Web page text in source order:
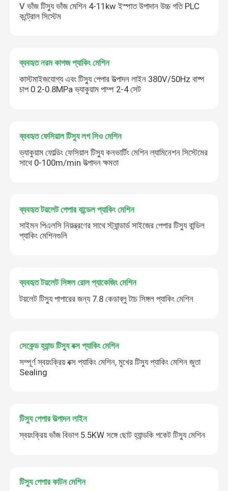
V ভাঁজ টিস্যু ভাঁজ মেশিন 4-11kw ইস্পাত উপাদান উচ্চ গতি PLC
কন্ট্রোল সিস্টেম
ব্যবহৃত নরম কাগজ প্যাকিং মেশিন
কাস্টমাইজযোগ্য এবং টিস্যু পেপার উত্পাদন লাইন 380V/50Hz বাষ্প
চাপ 0.2-0.8MPa ভ্যাকুয়াম পাম্প 2-4 সেট
ব্যবহৃত ফেসিয়াল টিস্যু লগ সিও মেশিন
ভ্যাকুয়াম ফোল্ডিং ফেসিয়াল টিস্যু কনভার্টিং মেশিন ল্যামিনেশন সিস্টেমের
সাথে 0-100m/min উত্পাদন ক্ষমতা
ব্যবহৃত টয়লেট পেপার বান্ডেল প্যাকিং মেশিন
সাইমন পিএলসি নিয়ন্ত্রণের সাথে স্ট্যান্ডার্ড সাইজের পেপার টিস্যু বান্ডিল
প্যাকিং মেশিনগুলি
ব্যবহৃত টয়লেট সিঙ্গল রোল প্যাকেজিং মেশিন
টয়লেট টিস্যু পাপারের জন্য 7.8 কেডাব্লু টাচ সিঙ্গল প্যাকিং মেশিন
সেকেন্ড হ্যান্ড টিস্যু বক্স প্যাকিং মেশিন
সম্পূর্ণ স্বয়ংক্রিয় বক্স প্যাকিং মেশিন, মুখের টিস্যু প্যাকিং মেশিন জুতা
Sealing
টিস্যু পেপার উত্পাদন লাইন
স্বয়ংক্রিয় ভাঁজ বিভাগ 5.5KW সঙ্গে ছোট হ্যান্ডকি পকেট টিস্যু মেশিন
টিস্যু পেপার কাটন মেশিন